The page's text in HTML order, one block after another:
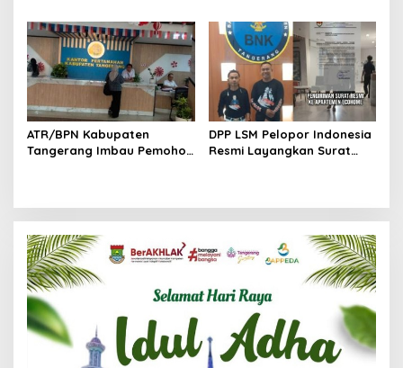
DAN KEBERSAMAAN
Menuju Kancah Dunia
ATR/BPN Kabupaten
Tangerang Imbau Pemohon
DPP LSM Pelopor Indonesia
Resmi Layangkan Surat